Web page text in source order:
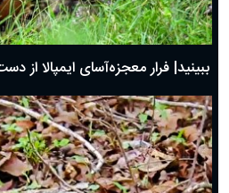
ببینید| فرار معجزه‌آسای ایمپالا از